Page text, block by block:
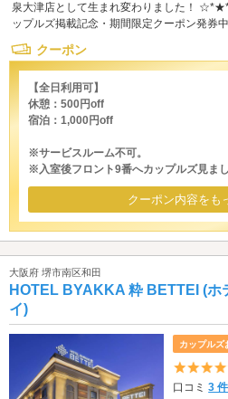
泉大津店として生まれ変わりました
ップルズ掲載記念・期間限定クーポン発券
クーポン
【全日利用可】
休憩：500円off
宿泊：1,000円off
※サービスルーム不可。
※入室後フロント9番へカップルズ見ま
クーポン内容をも
大阪府 堺市南区和田
HOTEL BYAKKA 粋 BETTEI (ホ
イ)
カップルズ
口コミ3 件